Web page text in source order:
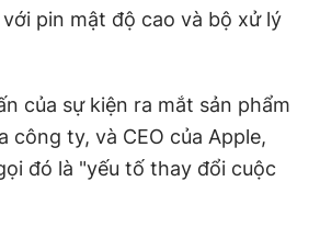
Liên hệ quảng cáo
0908 780 404
pin mật độ cao và bộ xử lý
của sự kiện ra mắt sản phẩm
công ty, và CEO của Apple,
đó là "yếu tố thay đổi cuộc